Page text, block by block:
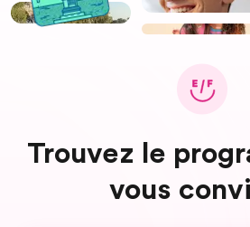
Trouvez le
vous